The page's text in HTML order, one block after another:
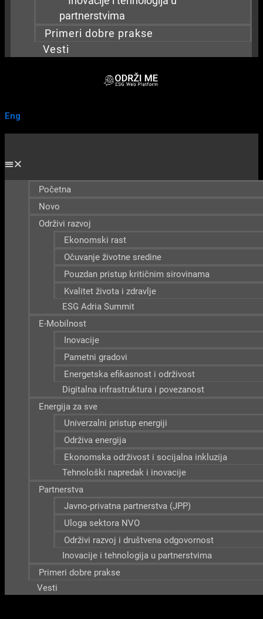
partnerstvima
Primeri dobre prakse
Vesti
Eng
Početna
Novo
Održivi razvoj
Ekonomski rast
Očuvanje životne sredine
Pouzdan pristup kritičnim sirovinama
Kvalitet života i zdravlje
ESG Adria Summit
E-Mobilnost
Inovacije
Pametni gradovi
Energetska efikasnost i održivost
Digitalna infrastruktura i povezanost
Energija za sve
Univerzalni pristup energiji
Održiva energija
Ekonomska održivost i socijalna inkluzija
Tehnološki napredak i inovacije
Partnerstva
Javno-privatna partnerstva (JPP)
Uloga sektora NVO
Održivi razvoj i društvena odgovornost
Inovacije i tehnologija u partnerstvima
Primeri dobre prakse
Vesti